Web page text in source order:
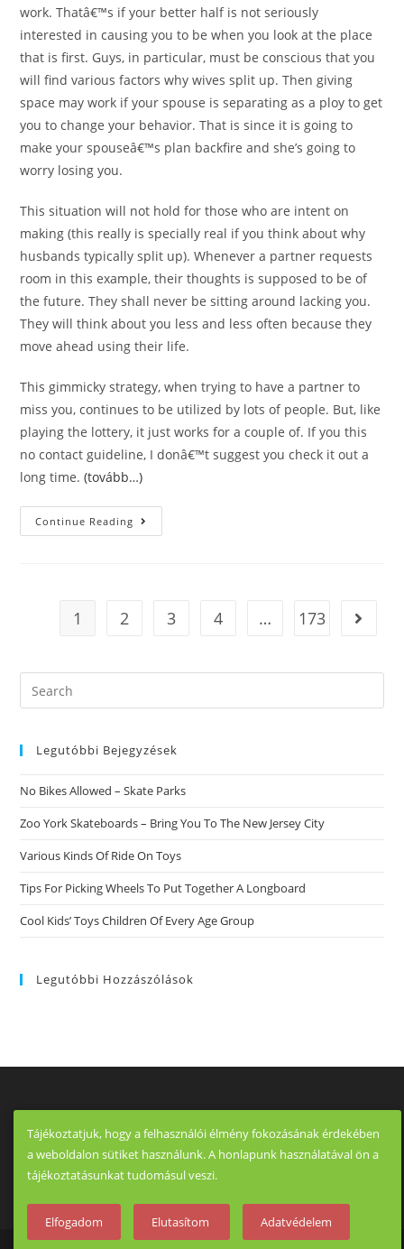
work. Thatâ€™s if your better half is not seriously
interested in causing you to be when you look at the place
that is first. Guys, in particular, must be conscious that you
will find various factors why wives split up. Then giving
space may work if your spouse is separating as a ploy to get
you to change your behavior. That is since it is going to
make your spouseâ€™s plan backfire and she’s going to
worry losing you.
This situation will not hold for those who are intent on
making (this really is specially real if you think about why
husbands typically split up). Whenever a partner requests
room in this example, their thoughts is supposed to be of
the future. They shall never be sitting around lacking you.
They will think about you less and less often because they
move ahead using their life.
This gimmicky strategy, when trying to have a partner to
miss you, continues to be utilized by lots of people. But, like
playing the lottery, it just works for a couple of. If you this
no contact guideline, I donâ€™t suggest you check it out a
long time.(tovább…)
Continue Reading Giving
Area
Reconciling
1 2 3 4 … 173 Go to
Search
this
Legutóbbi Bejegyzések
No Bikes Allowed – Skate Parks
Zoo York Skateboards – Bring You To The New Jersey City
Various Kinds Of Ride On Toys
Tips For Picking Wheels To Put Together A Longboard
Cool Kids’ Toys Children Of Every Age Group
Legutóbbi Hozzászólások
Tájékoztatjuk, hogy a felhasználói élmény fokozásának érdekében
a weboldalon sütiket használunk. A honlapunk használatával ön a
tájékoztatásunkat tudomásul veszi.
Elfogadom Elutasítom Adatvédelem